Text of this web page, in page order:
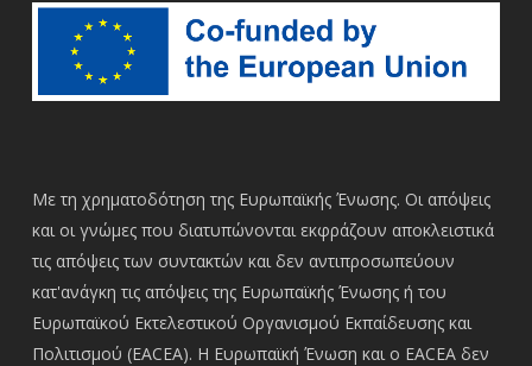
Με τη χρηματοδότηση της Ευρωπαϊκής Ένωσης. Οι απόψεις
και οι γνώμες που διατυπώνονται εκφράζουν αποκλειστικά
τις απόψεις των συντακτών και δεν αντιπροσωπεύουν
κατ'ανάγκη τις απόψεις της Ευρωπαϊκής Ένωσης ή του
Ευρωπαϊκού Εκτελεστικού Οργανισμού Εκπαίδευσης και
Πολιτισμού (EACEA). Η Ευρωπαϊκή Ένωση και ο EACEA δεν